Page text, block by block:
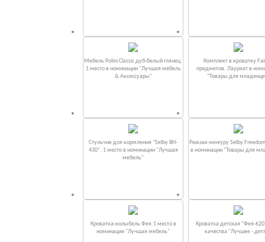
Мебель Polini Classic дуб-белый глянец.
1 место в номинации "Лучшая мебель
& Аксессуары"
Комплект в кроватку
предметов. Лауреат в
“Товары для
Стульчик для кормления "Selby BH-
430". 1 место в номинации "Лучшая
мебель"
Рюкзак-кенгуру Selby
в номинации “Товары для
Кроватка-колыбель Фея.1 место в
номинации "Лучшая мебель"
Кроватка детская "Фея-
качества "Лучшее -